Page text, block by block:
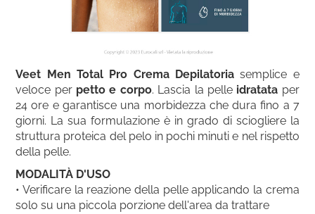
Veet Men Total Pro Crema Depilatoria semplice e
veloce per petto e corpo. Lascia la pelle idratata per
24 ore e garantisce una morbidezza che dura fino a 7
giorni. La sua formulazione è in grado di sciogliere la
struttura proteica del pelo in pochi minuti e nel rispetto
della pelle.
MODALITÀ D'USO
• Verificare la reazione della pelle applicando la crema
solo su una piccola porzione dell'area da trattare